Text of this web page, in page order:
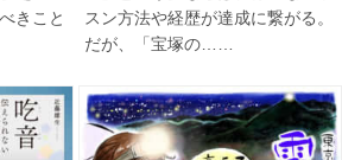
きこと
スン方法や経歴が達成に繋がる。
だが、「宝塚の……